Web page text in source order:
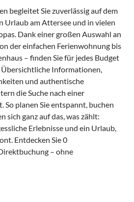
begleitet Sie zuverlässig auf dem
Urlaub am Attersee und in vielen
Dank einer großen Auswahl an
der einfachen Ferienwohnung bis
– finden Sie für jedes Budget
Übersichtliche Informationen,
und authentische
die Suche nach einer
planen Sie entspannt, buchen
sich ganz auf das, was zählt:
Erlebnisse und ein Urlaub,
Entdecken Sie 0
– ohne